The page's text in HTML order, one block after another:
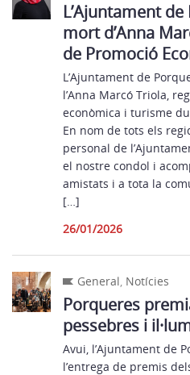
L’Ajuntament
mort d’Anna
de Promoció
L’Ajuntament de
l’Anna Marcó Triola,
econòmica i turisme
En nom de tots els
personal de
el nostre condol i
amistats i a tota la
[…]
26/01/2026
General, Notícies
Porqueres
pessebres i
Avui, l’Ajuntament de
l’entrega de premis